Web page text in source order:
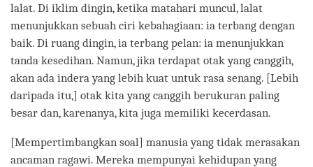
lalat. Di iklim dingin, ketika matahari muncul, lalat
menunjukkan sebuah ciri kebahagiaan: ia terbang dengan
baik. Di ruang dingin, ia terbang pelan: ia menunjukkan
tanda kesedihan. Namun, jika terdapat otak yang canggih,
akan ada indera yang lebih kuat untuk rasa senang. [Lebih
daripada itu,] otak kita yang canggih berukuran paling
besar dan, karenanya, kita juga memiliki kecerdasan.
[Mempertimbangkan soal] manusia yang tidak merasakan
ancaman ragawi. Mereka mempunyai kehidupan yang